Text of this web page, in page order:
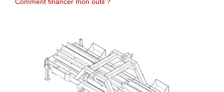
Comment financer mon outil ?